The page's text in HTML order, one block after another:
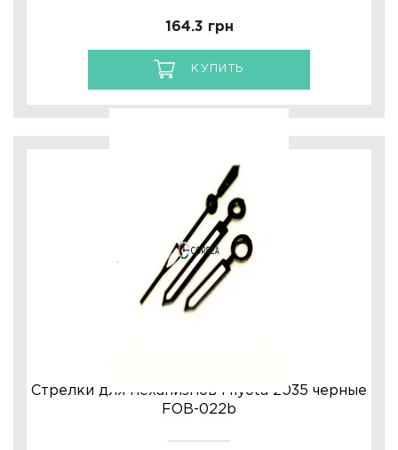
164.3 грн
КУПИТЬ
Стрелки для механизмов Miyota 2035 черные
FOB-022b